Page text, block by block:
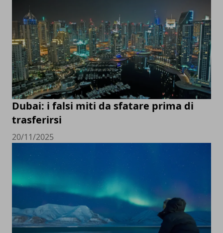
Dubai: i falsi miti da sfatare prima di
trasferirsi
20/11/2025